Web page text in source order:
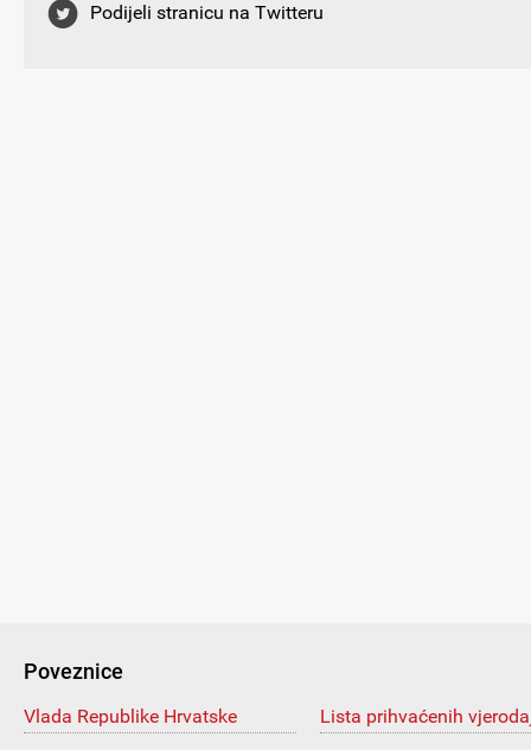
Podijeli stranicu na Twitteru
Poveznice
Vlada Republike Hrvatske Lista prihvaćenih